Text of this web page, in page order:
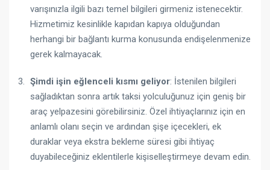
varışınızla ilgili bazı temel bilgileri girmeniz istenecektir.
Hizmetimiz kesinlikle kapıdan kapıya olduğundan
herhangi bir bağlantı kurma konusunda endişelenmenize
gerek kalmayacak.
Şimdi işin eğlenceli kısmı geliyor: İstenilen bilgileri
sağladıktan sonra artık taksi yolculuğunuz için geniş bir
araç yelpazesini görebilirsiniz. Özel ihtiyaçlarınız için en
anlamlı olanı seçin ve ardından şişe içecekleri, ek
duraklar veya ekstra bekleme süresi gibi ihtiyaç
duyabileceğiniz eklentilerle kişiselleştirmeye devam edin.